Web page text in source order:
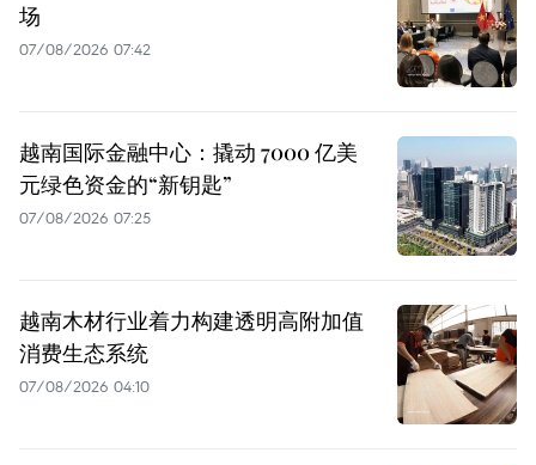
场
07/08/2026 07:42
越南国际金融中心：撬动 7000 亿美
元绿色资金的“新钥匙”
07/08/2026 07:25
越南木材行业着力构建透明高附加值
消费生态系统
07/08/2026 04:10